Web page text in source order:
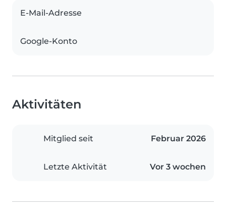
E-Mail-Adresse
Google-Konto
Aktivitäten
Mitglied seit Februar 2026
Letzte Aktivität Vor 3 wochen